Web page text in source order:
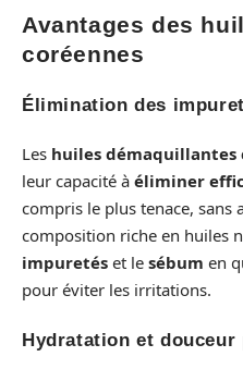
Avantages des
coréennes
Élimination des
Les huiles démaquillantes
leur capacité à éliminer
compris le plus tenace, sans
composition riche en huiles
impuretés et le sébum en
pour éviter les irritations.
Hydratation et douceur